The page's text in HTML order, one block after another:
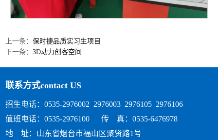
上一条：保时捷品质实习生项目
下一条：3D动力创客空间
联系方式contact US
招生电话：0535-2976002 2976003 2976105 2976106
值班电话：0535-2976100 传 真：0535-6476978
地 址：山东省烟台市福山区聚贤路1号